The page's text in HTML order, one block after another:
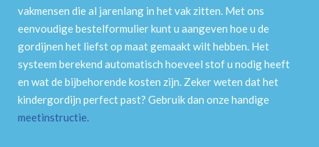
vakmensen die al jarenlang in het vak zitten. Met ons
eenvoudige bestelformulier kunt u aangeven hoe u de
gordijnen het liefst op maat gemaakt wilt hebben. Het
systeem berekend automatisch hoeveel stof u nodig heeft
en wat de bijbehorende kosten zijn. Zeker weten dat het
kindergordijn perfect past? Gebruik dan onze handige
meetinstructie.